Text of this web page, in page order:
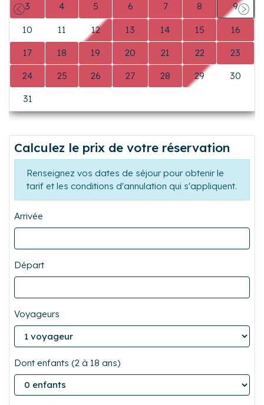
0
0 0 0 0 1 2
3 4 5 6 7 8 9
10 11 12 13 14 15 16
17 18 19 20 21 22 23
24
Précédent
Calculez le prix de votre réservation
Renseignez vos dates de séjour pour obtenir le
tarif et les conditions d'annulation qui s'appliquent.
Voyageurs
Dont enfants (2 à 18 ans)